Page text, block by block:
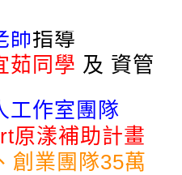
師指導
茹同學 及 資管
工作室團隊
原漾補助計畫
創業團隊35萬